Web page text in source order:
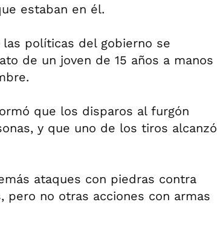
estaban en él.
políticas del gobierno se
de un joven de 15 años a manos
que los disparos al furgón
y que uno de los tiros alcanzó
ataques con piedras contra
pero no otras acciones con armas